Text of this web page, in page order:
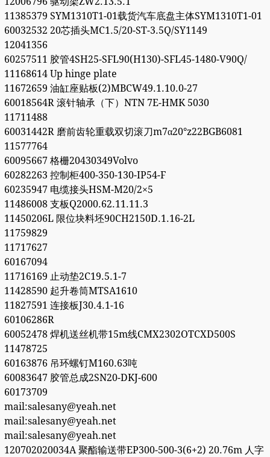
11385379 SYM1310T1-01载货汽车底盘主体SYM1310T1-01
60032532 20芯插头MC1.5/20-ST-3.5Q/SY1149
12041356
60257511 胶管4SH25-SFL90(H130)-SFL45-1480-V90Q/
11168614 Up hinge plate
11672659 油缸座贴板(2)MBCW49.1.10.0-27
60018564R 滚针轴承（下）NTN 7E-HMK 5030
11711488
60031442R 磨前齿轮重载双切滚刀m7α20°z22BGB6081
11577764
60095667 格栅20430349Volvo
60282263 控制柜400-350-130-IP54-F
60235947 电缆接头HSM-M20/2×5
11486008 支板Q2000.62.11.11.3
11450206L 限位块料坯90CH2150D.1.16-2L
11759829
11717627
60167094
11716169 止动垫2C19.5.1-7
11428590 起升卷筒MTSA1610
11827591 连接板J30.4.1-16
60106286R
60052478 焊机送丝机带15m线CMX2302OTCXD500S
11478725
60163876 吊环螺钉M160.63吨
60083647 胶管总成2SN20-DKJ-600
60173709
mail:salesany@yeah.net
mail:salesany@yeah.net
mail:salesany@yeah.net
120702020034A 聚酯输送带EP300-500-3(6+2) 20.76m 人字